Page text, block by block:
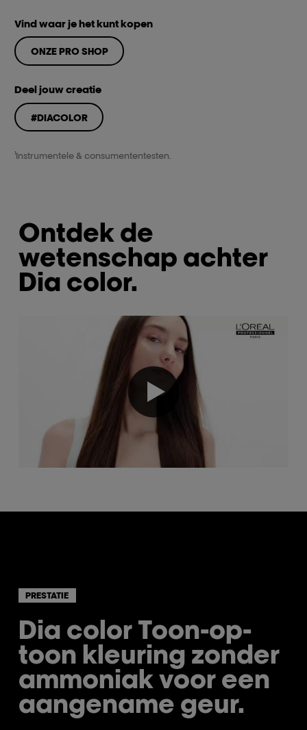
Vind waar je het kunt kopen
ONZE PRO SHOP
Deel jouw creatie
#DIACOLOR
¹Instrumentele & consumententesten.
Ontdek de
wetenschap achter
Dia color.
PRESTATIE
Dia colorToon-op-
toon kleuring zonder
ammoniak voor een
aangename geur.